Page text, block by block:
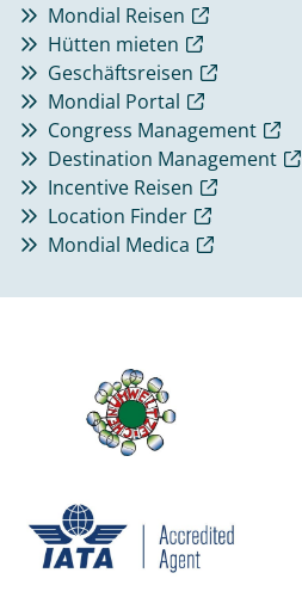
Mondial Reisen
Hütten mieten
Geschäftsreisen
Mondial Portal
Congress Management
Destination Management
Incentive Reisen
Location Finder
Mondial Medica